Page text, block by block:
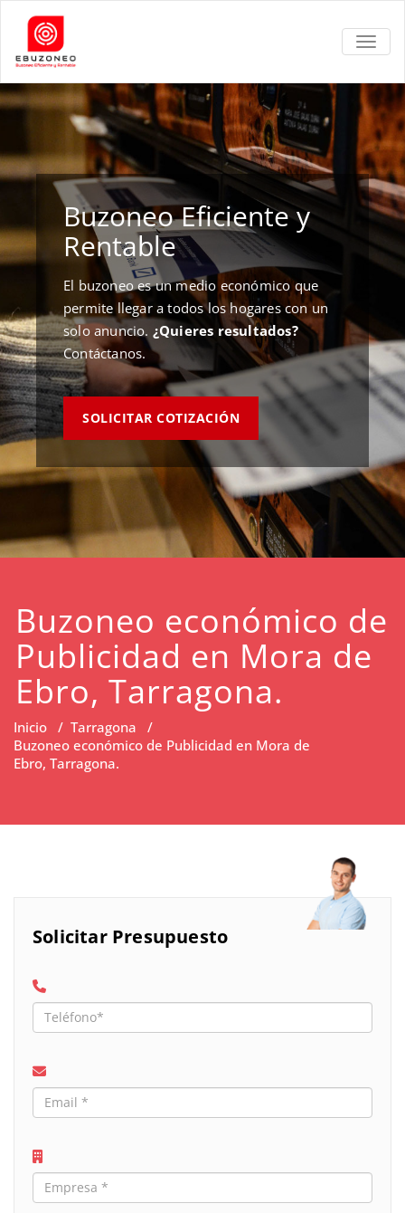
Buzoneo Eficiente y
Rentable
El buzoneo es un medio económico que
permite llegar a todos los hogares con un
solo anuncio. ¿Quieres resultados?
Contáctanos.
SOLICITAR COTIZACIÓN
Buzoneo económico de
Publicidad en Mora de
Ebro, Tarragona.
Inicio / Tarragona /
Buzoneo económico de Publicidad en Mora de
Ebro, Tarragona.
Solicitar Presupuesto